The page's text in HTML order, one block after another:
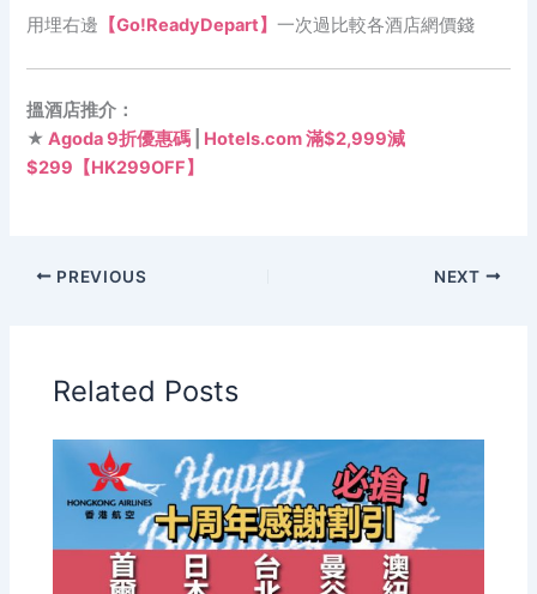
用埋右邊 【Go!ReadyDepart】一次過比較各酒店網價錢
搵酒店推介：
★Agoda 9折優惠碼
Hotels.com 滿$2,999減
$299【HK299OFF】
PREVIOUS NEXT
Related Posts